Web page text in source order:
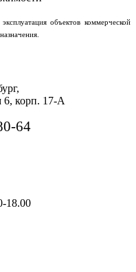
объектов коммерческой
6, корп. 17-А
64
18.00